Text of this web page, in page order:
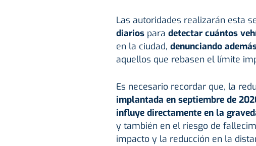
Las autoridades realizarán esta
diariospara detectar cuántos
en la ciudad, denunciando
aquellos que rebasen el límite
Es necesario recordar que, la
implantada en septiembre de
influye directamente en la
y también en el riesgo de
impacto y la reducción en la